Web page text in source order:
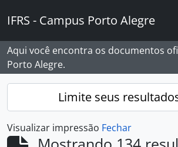
IFRS - Campus Porto Alegre
Aqui você encontra os documentos
Porto Alegre.
Limite seus
Visualizar impressão Fechar